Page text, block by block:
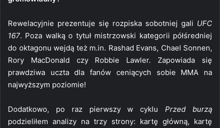
Rewelacyjnie prezentuje się rozpiska sobotniej gali UFC
167. Poza walką o tytuł mistrzowski kategorii półśredniej
do oktagonu wejdą też m.in. Rashad Evans, Chael Sonnen,
Rory MacDonald czy Robbie Lawler. Zapowiada się
prawdziwa uczta dla fanów ceniących sobie MMA na
najwyższym poziomie!
Dodatkowo, po raz pierwszy w cykluPrzed burzą
podzieliłem analizy na trzy strony: kartę główną, kartę